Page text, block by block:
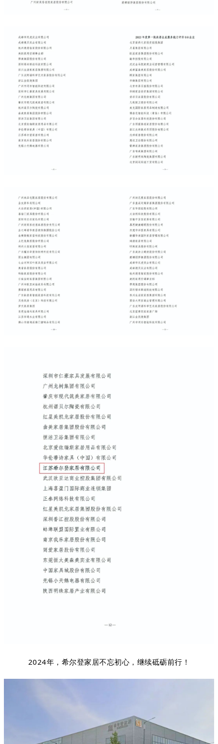
2024年，希尔登家居不忘初心，继续砥砺前行！